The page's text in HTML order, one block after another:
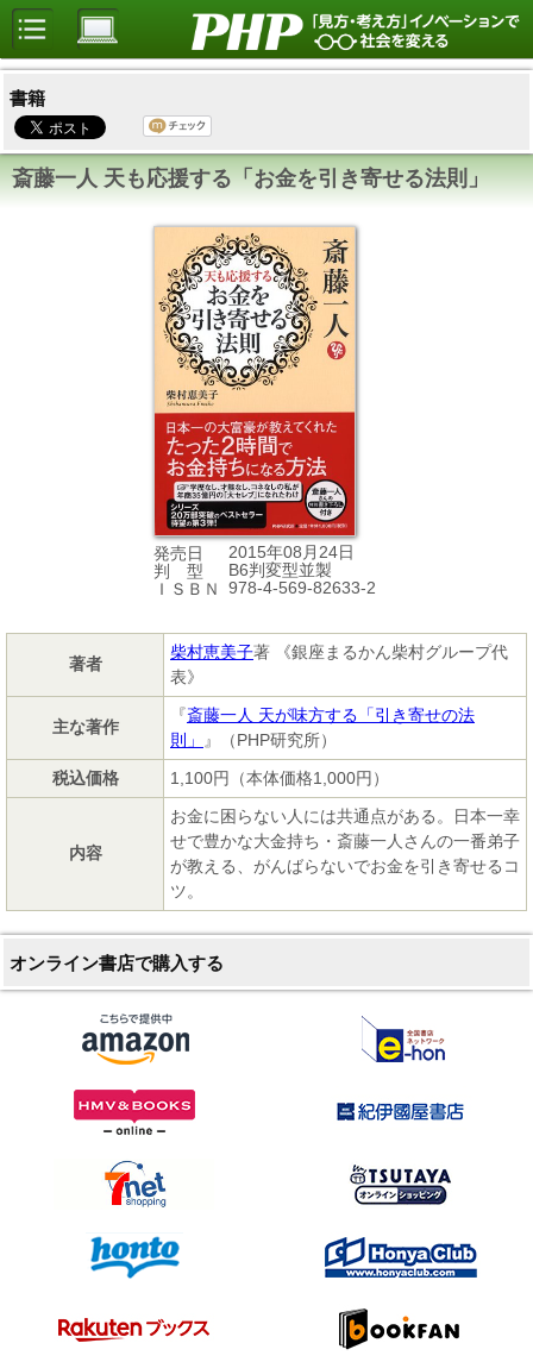
書籍
斎藤一人 天も応援する「お金を引き寄せる法則」
発売日
2015年08月24日
判 型
B6判変型並製
ＩＳＢＮ
978-4-569-82633-2
著者
柴村恵美子著 《銀座まるかん柴村グループ代
表》
主な著作
『斎藤一人 天が味方する「引き寄せの法
則」
』（PHP研究所）
税込価格
1,100円（本体価格1,000円）
内容
お金に困らない人には共通点がある。日本一幸
せで豊かな大金持ち・斎藤一人さんの一番弟子
が教える、がんばらないでお金を引き寄せるコ
ツ。
オンライン書店で購入する